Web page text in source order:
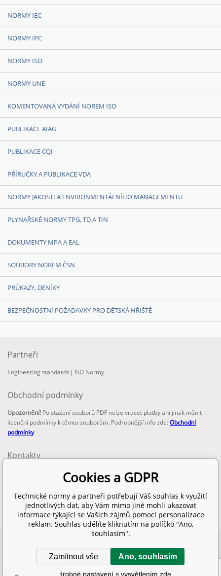
NORMY IEC
NORMY IPC
NORMY ISO
NORMY UNE
KOMENTOVANÁ VYDÁNÍ NOREM ISO
PUBLIKACE AIAG
PUBLIKACE CQI
PŘÍRUČKY A PUBLIKACE VDA
NORMY JAKOSTI A ENVIRONMENTÁLNÍHO MANAGEMENTU
PLYNAŘSKÉ NORMY TPG, TD A TIN
DOKUMENTY MPA A EAL
SOUBORY NOREM ČSN
PRŮKAZY, DENÍKY
BEZPEČNOSTNÍ POŽADAVKY PRO DĚTSKÁ HŘIŠTĚ
Partneři
Engineering standards | ISO Normy
Obchodní podmínky
Upozornění! Po stažení souborů PDF nelze vracet platby ani jinak měnit
licenční podmínky k těmto souborům. Podrobnější info zde:Obchodní
podmínky
Kontakty
info@technickenormy.cz
obchod@technickenormy.cz
Telefon:
+420 377 387 684
SITEMAP
Internetové obchody a www stránky:BINARGON.cz
Cookies a GDPR
Technické normy a partneři potřebují Váš souhlas k využití
jednotlivých dat, aby Vám mimo jiné mohli ukazovat
informace týkající se Vašich zájmů pomocí personalizace
reklam. Souhlas udělíte kliknutím na políčko "Ano,
souhlasím".
Zamítnout vše Ano, souhlasím
Podrobné nastavení s vysvětlením zde